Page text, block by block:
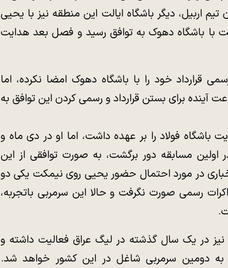
تیم اربیل، دیگر باشگاه ایالت این منطقه نیز با یحیی
با باشگاه دهوک به توافق رسید و فصل بعد هدایت
قرارداد خود را با باشگاه دهوک امضا نکرده، اما
توافقات انجام شده و او طی ۲۴ ساعت آینده برای بستن قرارداد و رسمی کردن این توافق به
فولاد را بر عهده داشت، اما او در دی ماه و
اولین مسابقه دور برگشت، به صورت توافقی از این
در مورد احتمال حضور یحیی روی نیمکت یکی دو
رسمی صورت نگرفت و حالا این سرمربی باتجربه،
نیز در یک سال گذشته در لیگ عراق فعالیت داشته و
دومین سرمربی شاغل در این کشور خواهد شد.